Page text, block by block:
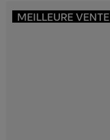
MEILLEURE VENTE